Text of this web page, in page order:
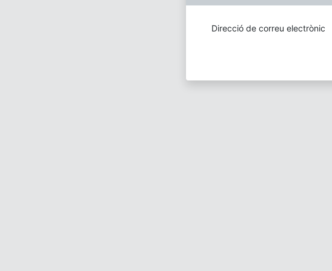
Direcció de correu electrònic